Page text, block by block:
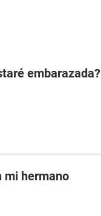
embarazada?
mi hermano